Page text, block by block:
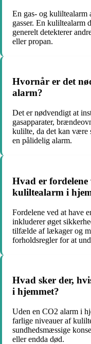
En gas- og kuliltealarm
gasser. En kuliltealarm
generelt detekterer
eller propan.
Hvornår er det
alarm?
Det er nødvendigt at
gasapparater,
kulilte, da det kan
en pålidelig alarm.
Hvad er fordelene
kuliltealarm i
Fordelene ved at have
inkluderer øget
tilfælde af lækager og
forholdsregler for at
Hvad sker der,
i hjemmet?
Uden en CO2 alarm i
farlige niveauer af
sundhedsmæssige
eller endda død.